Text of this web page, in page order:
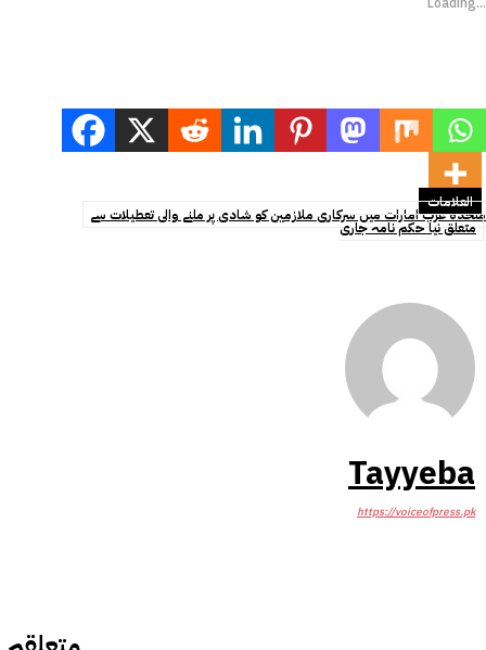
العلامات
متحدہ عرب امارات میں سرکاری ملازمین کو شادی پر ملنے والی تعطیلات سے
متعلق نیا حکم نامہ جاری
Tayyeba
https://voiceofpress.pk